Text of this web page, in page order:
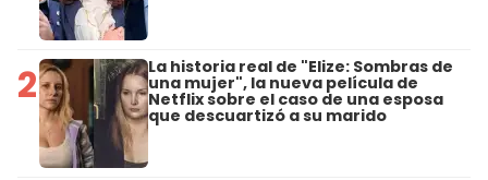
2 La historia real de "Elize: Sombras de
una mujer", la nueva película de
Netflix sobre el caso de una esposa
que descuartizó a su marido